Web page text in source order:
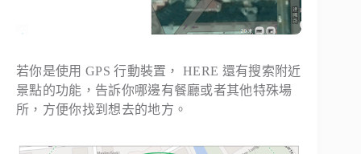
若你是使用 GPS 行動裝置， HERE 還有搜索附近
景點的功能，告訴你哪邊有餐廳或者其他特殊場
所，方便你找到想去的地方。